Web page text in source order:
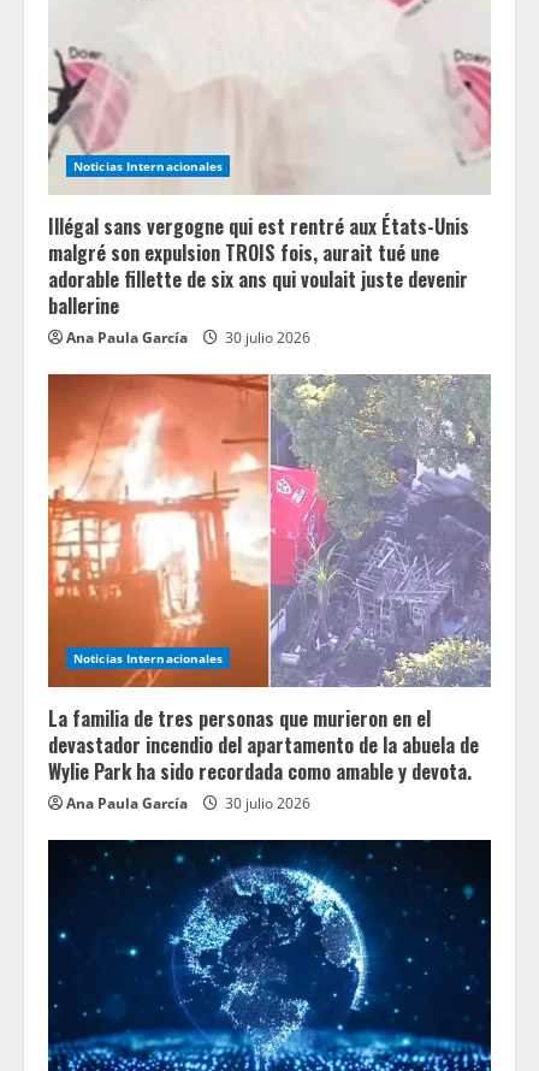
Noticias Internacionales
Illégal sans vergogne qui est rentré aux États-Unis
malgré son expulsion TROIS fois, aurait tué une
adorable fillette de six ans qui voulait juste devenir
ballerine
Ana Paula García 30 julio 2026
Noticias Internacionales
La familia de tres personas que murieron en el
devastador incendio del apartamento de la abuela de
Wylie Park ha sido recordada como amable y devota.
Ana Paula García 30 julio 2026